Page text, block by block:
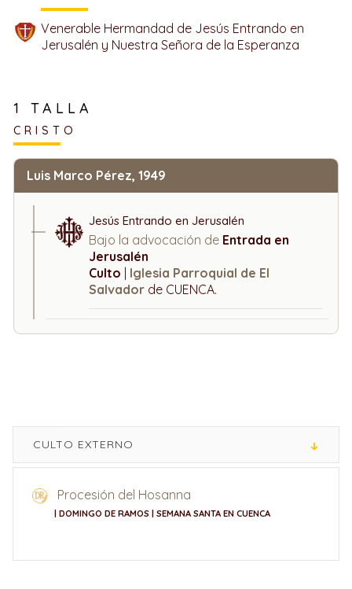
Venerable Hermandad de Jesús Entrando en
Jerusalén y Nuestra Señora de la Esperanza
1 TALLA
CRISTO
Luis Marco Pérez, 1949
Jesús Entrando en Jerusalén
Bajo la advocación de Entrada en
Jerusalén
Culto
Iglesia Parroquial de El
Salvador de CUENCA.
CULTO EXTERNO
Procesión del Hosanna
| DOMINGO DE RAMOS | SEMANA SANTA EN CUENCA